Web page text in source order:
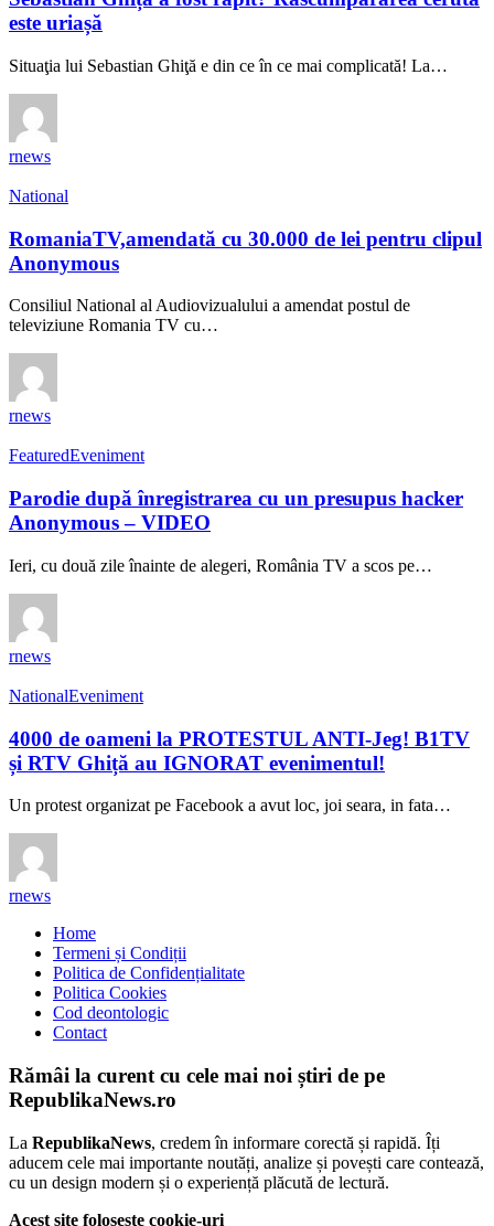
este uriașă
Situaţia lui Sebastian Ghiţă e din ce în ce mai complicată! La…
rnews
National
RomaniaTV,amendată cu 30.000 de lei pentru clipul
Anonymous
Consiliul National al Audiovizualului a amendat postul de
televiziune Romania TV cu…
rnews
FeaturedEveniment
Parodie după înregistrarea cu un presupus hacker
Anonymous – VIDEO
Ieri, cu două zile înainte de alegeri, România TV a scos pe…
rnews
NationalEveniment
4000 de oameni la PROTESTUL ANTI-Jeg! B1TV
și RTV Ghiță au IGNORAT evenimentul!
Un protest organizat pe Facebook a avut loc, joi seara, in fata…
rnews
Home
Termeni și Condiții
Politica de Confidențialitate
Politica Cookies
Cod deontologic
Contact
Rămâi la curent cu cele mai noi știri de pe
RepublikaNews.ro
La RepublikaNews, credem în informare corectă și rapidă. Îți
aducem cele mai importante noutăți, analize și povești care contează,
cu un design modern și o experiență plăcută de lectură.
Acest site folosește cookie-uri